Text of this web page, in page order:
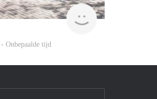
finder
- Onbepaalde tijd